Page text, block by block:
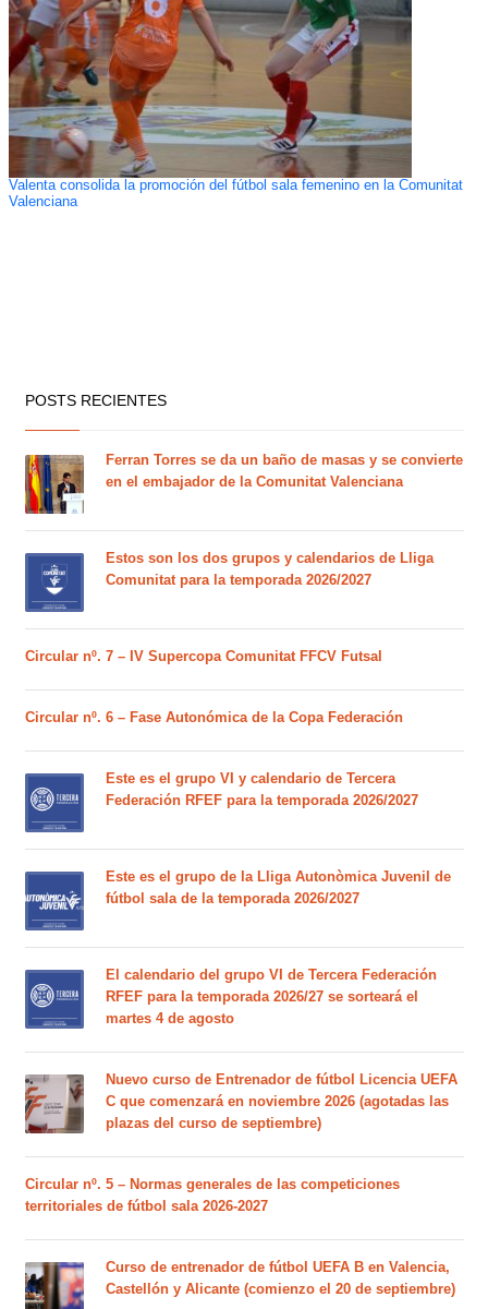
Valenta consolida la promoción del fútbol sala femenino en la Comunitat
Valenciana
POSTS RECIENTES
Ferran Torres se da un baño de masas y se convierte
en el embajador de la Comunitat Valenciana
Estos son los dos grupos y calendarios de Lliga
Comunitat para la temporada 2026/2027
Circular nº. 7 – IV Supercopa Comunitat FFCV Futsal
Circular nº. 6 – Fase Autonómica de la Copa Federación
Este es el grupo VI y calendario de Tercera
Federación RFEF para la temporada 2026/2027
Este es el grupo de la Lliga Autonòmica Juvenil de
fútbol sala de la temporada 2026/2027
El calendario del grupo VI de Tercera Federación
RFEF para la temporada 2026/27 se sorteará el
martes 4 de agosto
Nuevo curso de Entrenador de fútbol Licencia UEFA
C que comenzará en noviembre 2026 (agotadas las
plazas del curso de septiembre)
Circular nº. 5 – Normas generales de las competiciones
territoriales de fútbol sala 2026-2027
Curso de entrenador de fútbol UEFA B en Valencia,
Castellón y Alicante (comienzo el 20 de septiembre)